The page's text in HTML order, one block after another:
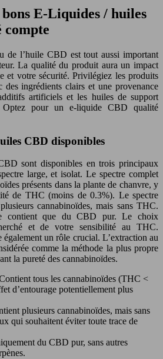
E-Liquides / huiles
compte
de l’huile CBD est tout aussi important
La qualité du produit aura un impact
et votre sécurité. Privilégiez les produits
des ingrédients clairs et une provenance
artificiels et les huiles de support
Optez pour un e-liquide CBD qualité
CBD disponibles
sont disponibles en trois principaux
large, et isolat. Le spectre complet
présents dans la plante de chanvre, y
de THC (moins de 0.3%). Le spectre
cannabinoïdes, mais sans THC.
contient que du CBD pur. Le choix
et de votre sensibilité au THC.
un rôle crucial. L’extraction au
comme la méthode la plus propre
la pureté des cannabinoïdes.
tous les cannabinoïdes (THC <
d’entourage potentiellement plus
plusieurs cannabinoïdes, mais sans
qui souhaitent éviter toute trace de
du CBD pur, sans autres